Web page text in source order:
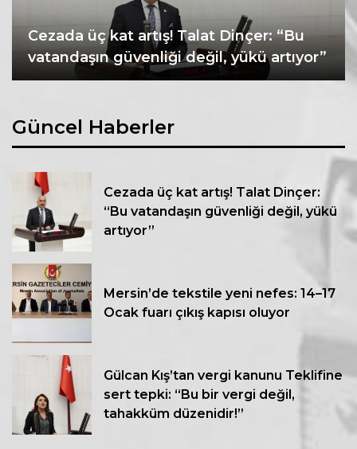
Cezada üç kat artış! Talat Dinçer: “Bu
vatandaşın güvenliği değil, yükü artıyor”
Güncel Haberler
Cezada üç kat artış! Talat Dinçer:
“Bu vatandaşın güvenliği değil, yükü
artıyor”
Mersin’de tekstile yeni nefes: 14–17
Ocak fuarı çıkış kapısı oluyor
Gülcan Kış’tan vergi kanunu Teklifine
sert tepki: “Bu bir vergi değil,
tahakküm düzenidir!”